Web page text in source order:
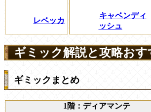
レベッカ
キャベンディ
ッシュ
ギミック解説と攻略お
ギミックまとめ
1階：ディアマンテ